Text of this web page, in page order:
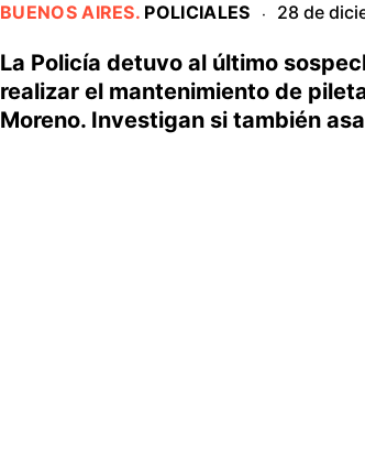
BUENOS AIRES. POLICIALES · 28 de
La Policía detuvo al último
realizar el mantenimiento de
Moreno. Investigan si también